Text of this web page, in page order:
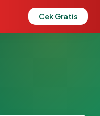
Cek Gratis